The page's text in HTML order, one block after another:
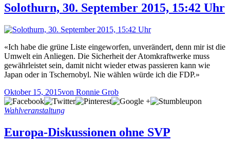
Solothurn, 30. September 2015, 15:42 Uhr
«Ich habe die grüne Liste eingeworfen, unverändert, denn mir ist die
Umwelt ein Anliegen. Die Sicherheit der Atomkraftwerke muss
gewährleistet sein, damit nicht wieder etwas passieren kann wie
Japan oder in Tschernobyl. Nie wählen würde ich die FDP.»
Oktober 15, 2015von Ronnie Grob
Wahlveranstaltung
Europa-Diskussionen ohne SVP